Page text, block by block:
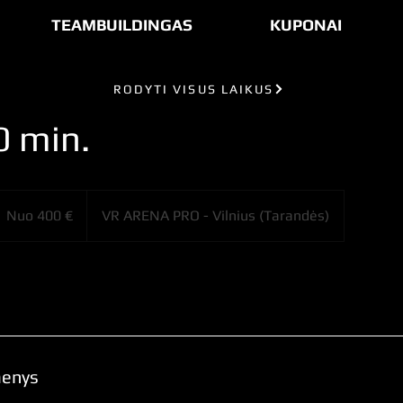
TEAMBUILDINGAS KUPONAI
min.
Nuo 400 € VR ARENA PRO - Vilnius (Tarandės)
RODYTI VISUS LAIKUS